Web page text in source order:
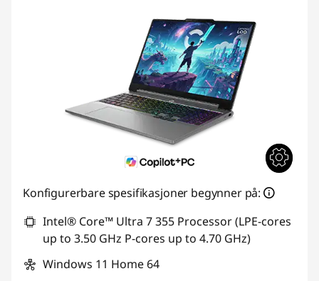
Konfigurerbare spesifikasjoner begynner på:
Intel® Core™ Ultra 7 355 Processor (LPE-cores
up to 3.50 GHz P-cores up to 4.70 GHz)
Windows 11 Home 64